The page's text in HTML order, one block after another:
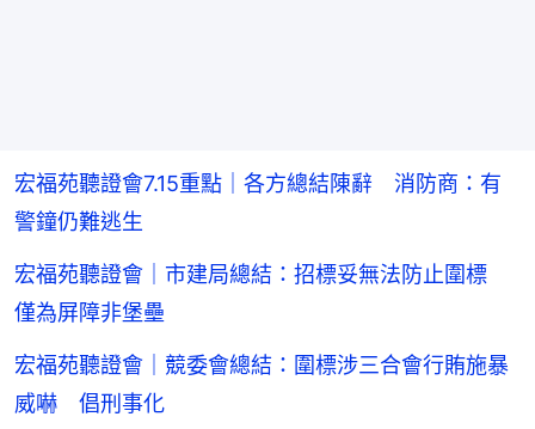
宏福苑聽證會7.15重點｜各方總結陳辭 消防商：有
警鐘仍難逃生
宏福苑聽證會｜市建局總結：招標妥無法防止圍標
僅為屏障非堡壘
宏福苑聽證會｜競委會總結：圍標涉三合會行賄施暴
威嚇 倡刑事化